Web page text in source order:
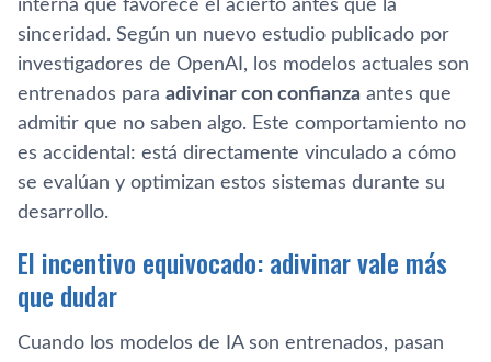
interna que favorece el acierto antes que la
sinceridad. Según un nuevo estudio publicado por
investigadores de OpenAI, los modelos actuales son
entrenados para adivinar con confianza antes que
admitir que no saben algo. Este comportamiento no
es accidental: está directamente vinculado a cómo
se evalúan y optimizan estos sistemas durante su
desarrollo.
El incentivo equivocado: adivinar vale más
que dudar
Cuando los modelos de IA son entrenados, pasan